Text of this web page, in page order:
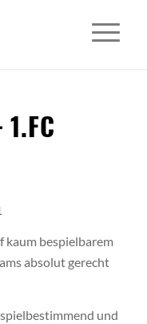
1.FC
kaum bespielbarem
absolut gerecht
und